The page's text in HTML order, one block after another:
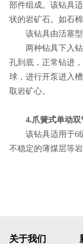
部件组成。该钻具
状的岩矿石。如石棉
该钻具由活塞型
两种钻具下入钻
孔到底，正常钻进
球，进行开泵进入
取岩矿心。
4.爪簧式单动双
该钻具适用于6级
不稳定的薄煤层等岩
关于我们